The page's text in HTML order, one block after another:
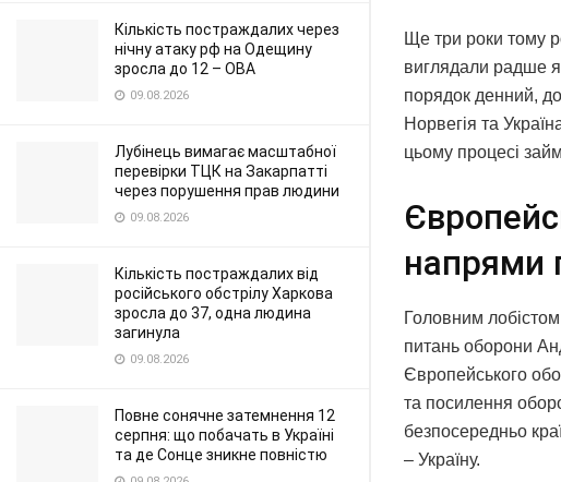
Кількість постраждалих через
нічну атаку рф на Одещину
зросла до 12 – ОВА
09.08.2026
Лубінець вимагає масштабної
перевірки ТЦК на Закарпатті
через порушення прав людини
09.08.2026
Кількість постраждалих від
російського обстрілу Харкова
зросла до 37, одна людина
загинула
09.08.2026
Повне сонячне затемнення 12
серпня: що побачать в Україні
та де Сонце зникне повністю
Ще три роки тому
виглядали радше
порядок денний,
Норвегія та
цьому процесі
напрями
Головним лобістом
питань оборони
Європейського
та посилення
безпосередньо
– Україну.